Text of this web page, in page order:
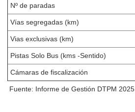
Nº de paradas
Vías segregadas (km)
Vias exclusivas (km)
Pistas Solo Bus (kms -Sentido)
Cámaras de fiscalización
Fuente: Informe de Gestión DTPM 2025